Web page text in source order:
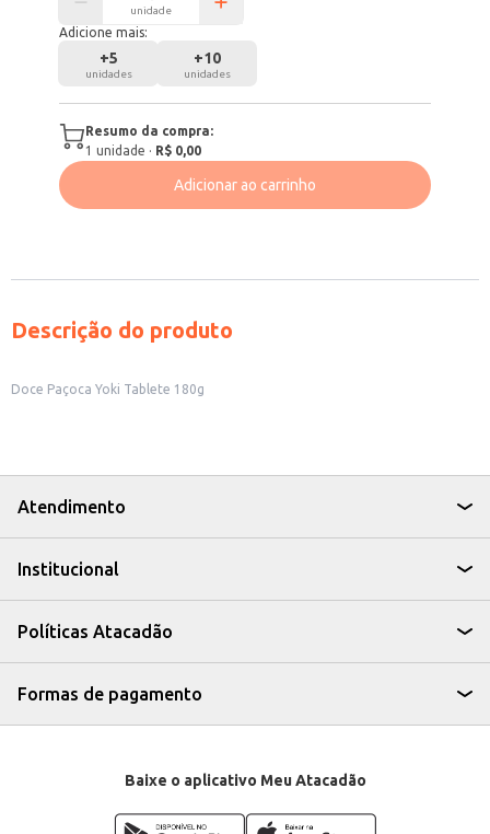
unidade
Adicione mais:
+5
unidades
+10
unidades
Resumo da compra:
1 unidade · R$ 0,00
Adicionar ao carrinho
Descrição do produto
Doce Paçoca Yoki Tablete 180g
Atendimento
Institucional
Políticas Atacadão
Formas de pagamento
Baixe o aplicativo Meu Atacadão